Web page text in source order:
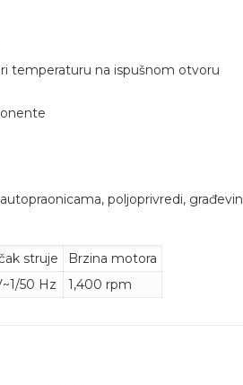
temperaturu na ispušnom otvoru
poljoprivredi,
struje
Brzina motora
50 Hz 1,400 rpm